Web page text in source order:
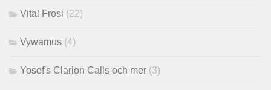
Vital Frosi (22)
Vywamus (4)
Yosef's Clarion Calls och mer (3)